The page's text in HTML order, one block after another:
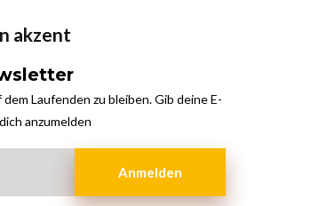
akzent
Laufenden zu bleiben. Gib deine E-
anzumelden
Anmelden